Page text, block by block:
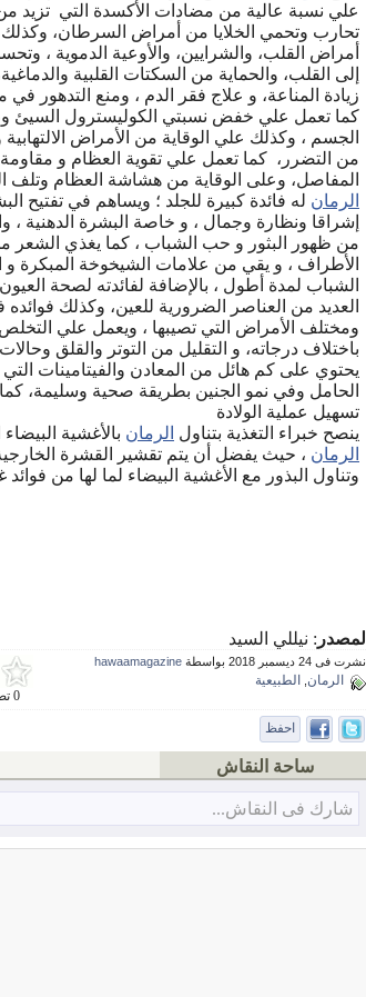
علي نسبة عالية من مضادات الأكسدة التي تزيد
تحارب وتحمي الخلايا من أمراض السرطان، وكذلك
أمراض القلب، والشرايين، والأوعية الدموية ،
إلى القلب، والحماية من السكتات القلبية
زيادة المناعة، و علاج فقر الدم ، ومنع التدهور
كما تعمل علي خفض نسبتي الكوليسترول السيئ
الجسم ، وكذلك علي الوقاية من الأمراض الالتهابية
من التضرر، كما تعمل علي تقوية العظام و
المفاصل، وعلى الوقاية من هشاشة العظام وتلف
الرمان له فائدة كبيرة للجلد ؛ ويساهم في تفتيح
إشراقا ونظارة وجمال ، و خاصة البشرة الدهنية ،
من ظهور البثور و حب الشباب ، كما يغذي الشعر
الأطراف ، و يقي من علامات الشيخوخة المبكرة
الشباب لمدة أطول ، بالإضافة لفائدته لصحة
العديد من العناصر الضرورية للعين، وكذلك فوائده
ومختلف الأمراض التي تصيبها ، ويعمل علي
باختلاف درجاته، و التقليل من التوتر والقلق
يحتوي على كم هائل من المعادن والفيتامينات
الحامل وفي نمو الجنين بطريقة صحية وسليمة،
تسهيل عملية الولادة
ينصح خبراء التغذية بتناول الرمان بالأغشية
الرمان ، حيث يفضل أن يتم تقشير القشرة
وتناول البذور مع الأغشية البيضاء لما لها من فوائد
المصدر : نيللي السيد
0 تصويتات / 1053 مشاهدة
نشرت فى 24 ديسمبر 2018 بواسطة hawaamagazine
الرمان الطبيعية
احفظ
ساحة النقاش
شارك فى النقاش...